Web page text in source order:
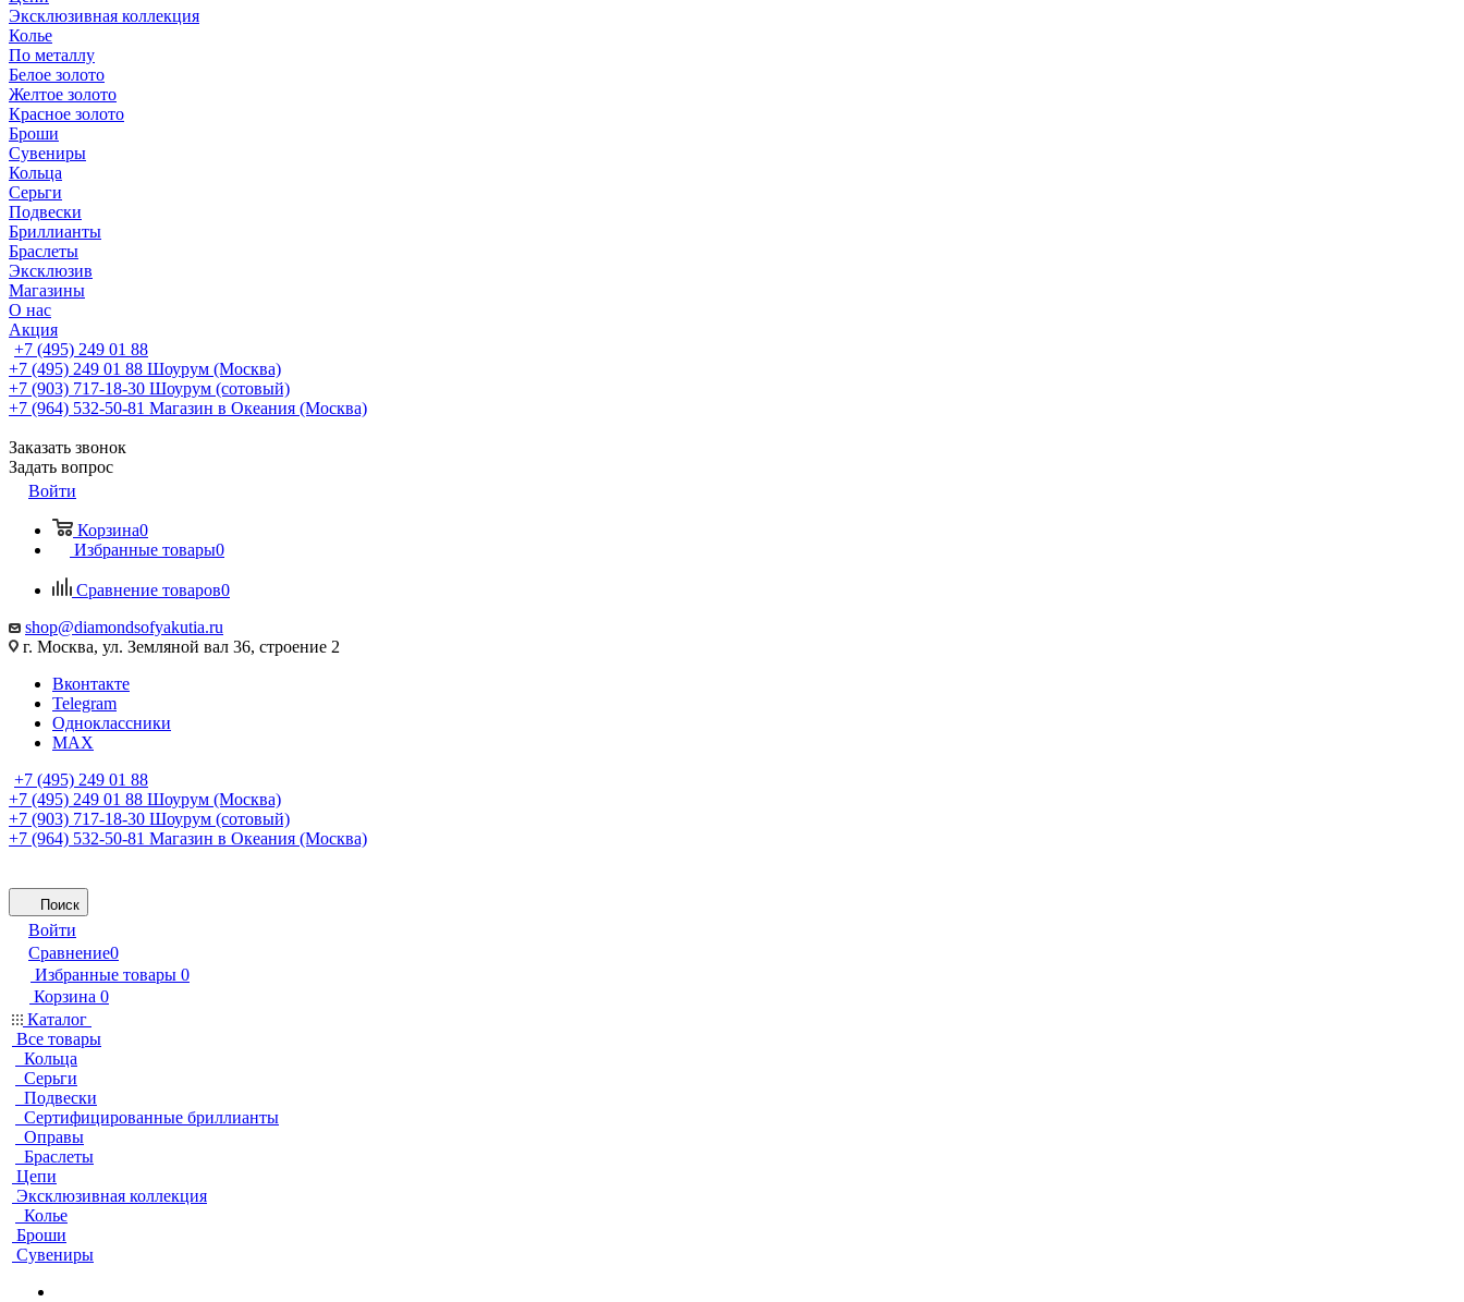
Эксклюзивная коллекция
Колье
По металлу
Белое золото
Желтое золото
Красное золото
Броши
Сувениры
Кольца
Серьги
Подвески
Бриллианты
Браслеты
Эксклюзив
Магазины
О нас
Акция
+7 (495) 249 01 88
+7 (495) 249 01 88 Шоурум (Москва)
+7 (903) 717-18-30 Шоурум (сотовый)
+7 (964) 532-50-81 Магазин в Океания (Москва)
Заказать звонок
Задать вопрос
Войти
Корзина0
Избранные товары0
Сравнение товаров0
shop@diamondsofyakutia.ru
г. Москва, ул. Земляной вал 36, строение 2
Вконтакте
Telegram
Одноклассники
MAX
+7 (495) 249 01 88
+7 (495) 249 01 88 Шоурум (Москва)
+7 (903) 717-18-30 Шоурум (сотовый)
+7 (964) 532-50-81 Магазин в Океания (Москва)
Поиск
Войти
Сравнение0
Избранные товары 0
Корзина 0
Каталог
Все товары
Кольца
Серьги
Подвески
Сертифицированные бриллианты
Оправы
Браслеты
Цепи
Эксклюзивная коллекция
Колье
Броши
Сувениры